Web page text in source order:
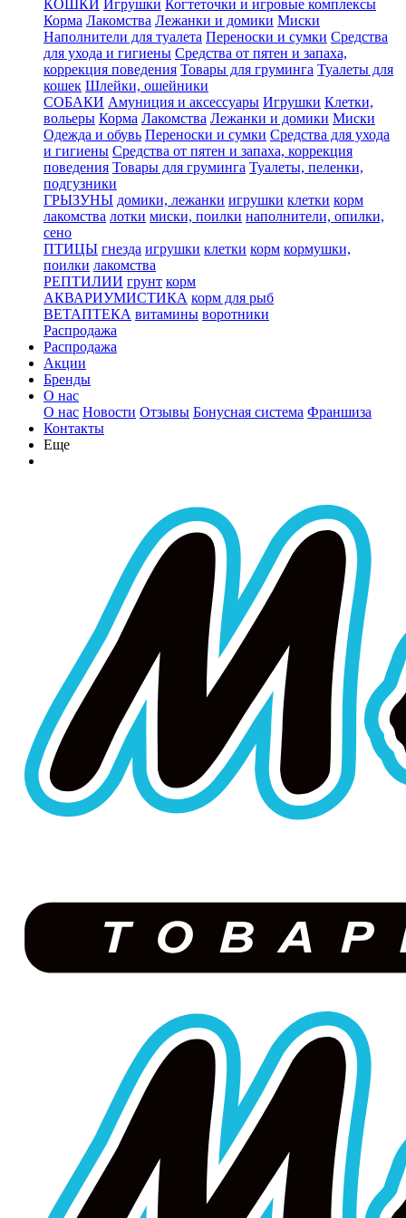
КОШКИ Игрушки Когтеточки и игровые комплексы
Корма Лакомства Лежанки и домики Миски
Наполнители для туалета Переноски и сумки Средства
для ухода и гигиены Средства от пятен и запаха,
коррекция поведения Товары для груминга Туалеты для
кошек Шлейки, ошейники
СОБАКИ Амуниция и аксессуары Игрушки Клетки,
вольеры Корма Лакомства Лежанки и домики Миски
Одежда и обувь Переноски и сумки Средства для ухода
и гигиены Средства от пятен и запаха, коррекция
поведения Товары для груминга Туалеты, пеленки,
подгузники
ГРЫЗУНЫ домики, лежанки игрушки клетки корм
лакомства лотки миски, поилки наполнители, опилки,
сено
ПТИЦЫ гнезда игрушки клетки корм кормушки,
поилки лакомства
РЕПТИЛИИ грунт корм
АКВАРИУМИСТИКА корм для рыб
ВЕТАПТЕКА витамины воротники
Распродажа
Распродажа
Акции
Бренды
О нас
О нас Новости Отзывы Бонусная система Франшиза
Контакты
Еще